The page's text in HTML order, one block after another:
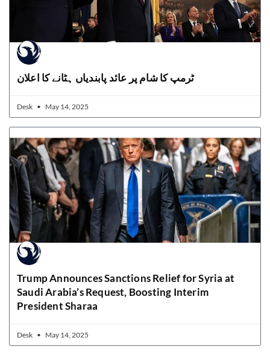
ٹرمپ کا شام پر عائد پابندیاں ہٹانے کا اعلان
Desk May 14, 2025
Trump Announces Sanctions Relief for Syria at
Saudi Arabia’s Request, Boosting Interim
President Sharaa
Desk May 14, 2025